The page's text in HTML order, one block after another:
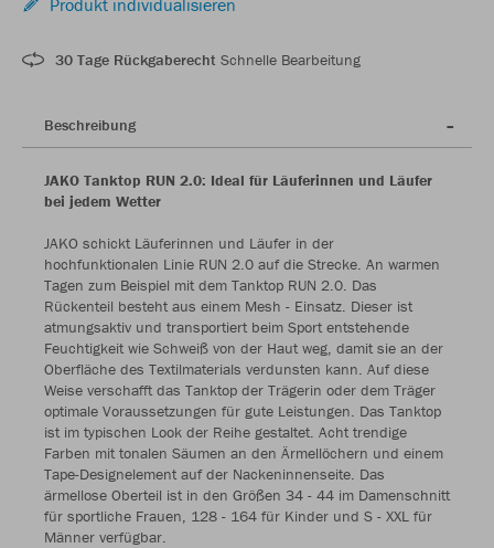
30 Tage Rückgaberecht Schnelle Bearbeitung
Beschreibung
JAKO Tanktop RUN 2.0: Ideal für Läuferinnen und Läufer
bei jedem Wetter
JAKO schickt Läuferinnen und Läufer in der
hochfunktionalen Linie RUN 2.0 auf die Strecke. An warmen
Tagen zum Beispiel mit dem Tanktop RUN 2.0. Das
Rückenteil besteht aus einem Mesh - Einsatz. Dieser ist
atmungsaktiv und transportiert beim Sport entstehende
Feuchtigkeit wie Schweiß von der Haut weg, damit sie an der
Oberfläche des Textilmaterials verdunsten kann. Auf diese
Weise verschafft das Tanktop der Trägerin oder dem Träger
optimale Voraussetzungen für gute Leistungen. Das Tanktop
ist im typischen Look der Reihe gestaltet. Acht trendige
Farben mit tonalen Säumen an den Ärmellöchern und einem
Tape-Designelement auf der Nackeninnenseite. Das
ärmellose Oberteil ist in den Größen 34 - 44 im Damenschnitt
für sportliche Frauen, 128 - 164 für Kinder und S - XXL für
Männer verfügbar.